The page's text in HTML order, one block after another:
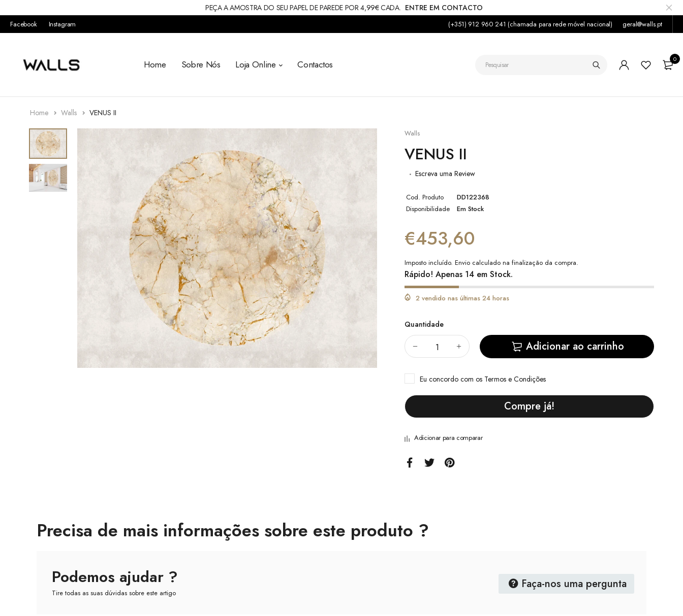
PEÇA A AMOSTRA DO SEU PAPEL DE PAREDE POR 4,99€ CADA. ENTRE EM CONTACTO
Facebook Instagram (+351) 912 960 241 (chamada para rede móvel nacional) geral@walls.pt
Home Sobre Nós Loja Online Contactos 0
Home Walls VENUS II
Walls
VENUS II
Escreva uma Review
Cod. Produto
DD122368
Disponibilidade
Em Stock
€453,60
Imposto incluído.Envio calculado na finalização da compra.
Rápido! Apenas 14 em Stock.
2 vendido nas últimas 24 horas
Quantidade
Adicionar ao carrinho
Eu concordo comos Termos e Condições
Compre já!
Adicionar para comparar
Precisa de mais informações sobre este produto ?
Podemos ajudar ?
Tire todas as suas dúvidas sobre este artigo
Faça-nos uma pergunta